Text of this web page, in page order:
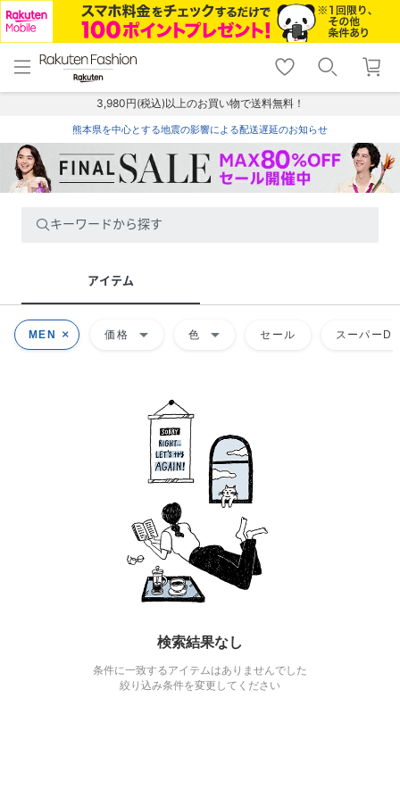
menu home
トップ
shopping_cart lock_outline
ログイン
3,980円(税込)以上のお買い物で送料無料！
熊本県を中心とする地震の影響による配送遅延のお知らせ
キーワードから探す
アイテム
MEN 価格 arrow_drop_down 色 arrow_drop_down セール スーパー
検索結果なし
条件に一致するアイテムはありませんでした
絞り込み条件を変更してください